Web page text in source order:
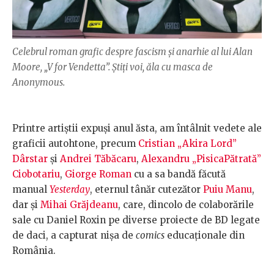
Celebrul roman grafic despre fascism și anarhie al lui Alan
Moore, „V for Vendetta”. Știți voi, ăla cu masca de
Anonymous.
Printre artiștii expuși anul ăsta, am întâlnit vedete ale
graficii autohtone, precum Cristian „Akira Lord”
Dârstar și Andrei Tăbăcaru, Alexandru „PisicaPătrată”
Ciobotariu, Giorge Roman cu a sa bandă făcută
manual Yesterday, eternul tânăr cutezător Puiu Manu,
dar și Mihai Grăjdeanu, care, dincolo de colaborările
sale cu Daniel Roxin pe diverse proiecte de BD legate
de daci, a capturat nișa de comics educaționale din
România.